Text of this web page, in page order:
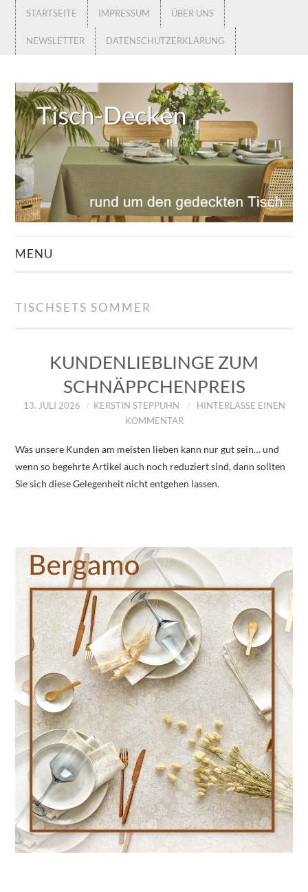
STARTSEITE IMPRESSUM ÜBER UNS
NEWSLETTER DATENSCHUTZERKLÄRUNG
MENU
ÜBER UNS
ZUM SHOP
DATENSCHUTZERKLÄRUNG
TISCHSETS SOMMER
KUNDENLIEBLINGE ZUM
SCHNÄPPCHENPREIS
13. JULI 2026 KERSTIN STEPPUHN
HINTERLASSE EINEN
KOMMENTAR
Was unsere Kunden am meisten lieben kann nur gut sein… und
wenn so begehrte Artikel auch noch reduziert sind, dann sollten
Sie sich diese Gelegenheit nicht entgehen lassen.